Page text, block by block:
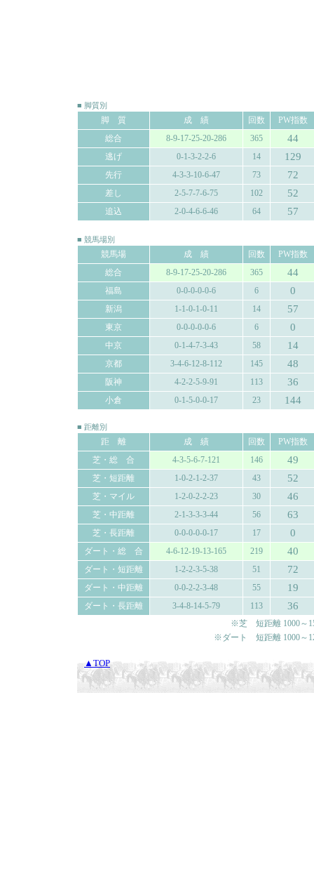
■ 脚質別
脚 質 成 績 回数
PW指数
総合
8-9-17-25-20-286 365 44
逃げ 0-1-3-2-2-6 14 129
先行 4-3-3-10-6-47 73 72
差し 2-5-7-7-6-75 102 52
追込 2-0-4-6-6-46 64 57
■ 競馬場別
競馬場 成 績 回数
PW指数
総合
8-9-17-25-20-286 365 44
福島 0-0-0-0-0-6 6 0
新潟 1-1-0-1-0-11 14 57
東京 0-0-0-0-0-6 6 0
中京 0-1-4-7-3-43 58 14
京都 3-4-6-12-8-112 145 48
阪神 4-2-2-5-9-91 113 36
小倉 0-1-5-0-0-17 23 144
■ 距離別
距 離 成 績 回数
PW指数
芝・総 合
4-3-5-6-7-121 146 49
芝・短距離 1-0-2-1-2-37 43 52
芝・マイル 1-2-0-2-2-23 30 46
芝・中距離 2-1-3-3-3-44 56 63
芝・長距離 0-0-0-0-0-17 17 0
ダート・総 合 4-6-12-19-13-165 219 40
ダート・短距離 1-2-2-3-5-38 51 72
ダート・中距離 0-0-2-2-3-48 55 19
ダート・長距離 3-4-8-14-5-79 113 36
※芝 短距離 1000～
※ダート 短距離 1000～
▲TOP